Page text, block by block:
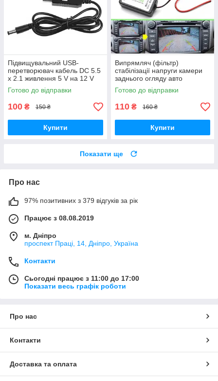
Підвищувальний USB-
перетворювач кабель DC 5.5
х 2.1 живлення 5 V на 12 V
Готово до відправки
100 ₴ 150 ₴
Купити
Випрямляч (фільтр)
стабілізації напруги камери
заднього огляду авто
Готово до відправки
110 ₴ 160 ₴
Купити
Показати ще
Про нас
97% позитивних з 379 відгуків за рік
Працює з 08.08.2019
м. Дніпро
проспект Праці, 14, Дніпро, Україна
Контакти
Сьогодні працює з 11:00 до 17:00
Показати весь графік роботи
Про нас
Контакти
Доставка та оплата